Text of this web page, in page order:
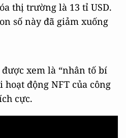
thị trường là 13 tỉ USD.
số này đã giảm xuống
xem là “nhân tố bí
động NFT của công
cực.